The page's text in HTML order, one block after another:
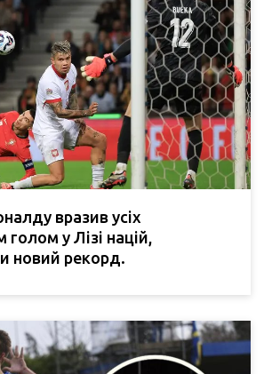
вразив усіх
у Лізі націй,
новий рекорд.